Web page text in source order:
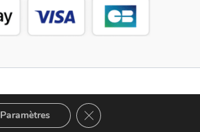
Paramètres Fermer la bannière des